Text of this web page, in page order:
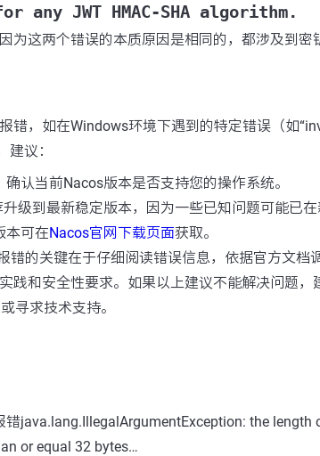
any JWT HMAC-SHA algorithm.
为这两个错误的本质原因是相同的，都涉及到密
错，如在Windows环境下遇到的特定错误（如
建议：
确认当前Nacos版本是否支持您的操作系统。
级到最新稳定版本，因为一些已知问题可能已
本可在Nacos官网下载页面获取。
错的关键在于仔细阅读错误信息，依据官方文档
践和安全性要求。如果以上建议不能解决问题，
寻求技术支持。
错java.lang.IllegalArgumentException: the length
or equal 32 bytes…